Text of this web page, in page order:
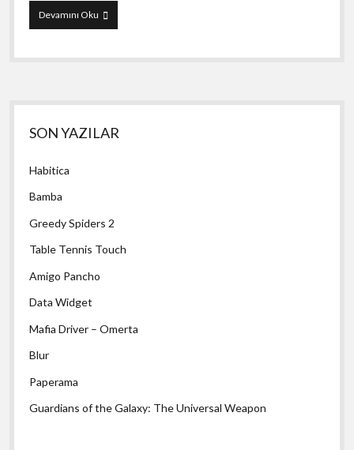
Devamını OkuiKredi
Yan
Menü
SON YAZILAR
Habitica
Bamba
Greedy Spiders 2
Table Tennis Touch
Amigo Pancho
Data Widget
Mafia Driver – Omerta
Blur
Paperama
Guardians of the Galaxy: The Universal Weapon